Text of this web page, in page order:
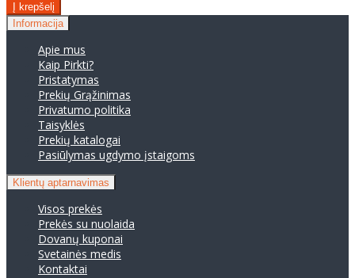
Informacija
Apie mus
Kaip Pirkti?
Pristatymas
Prekių Grąžinimas
Privatumo politika
Taisyklės
Prekių katalogai
Pasiūlymas ugdymo įstaigoms
Klientų aptarnavimas
Visos prekės
Prekės su nuolaida
Dovanų kuponai
Svetainės medis
Kontaktai